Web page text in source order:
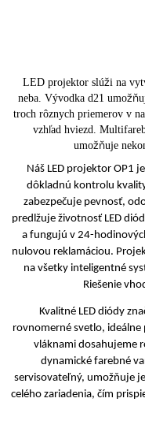
LED projektor slúži na
neba. Vývodka d21
troch rôznych priemerov v
vzhľad hviezd.
umožňuje
Náš LED projektor OP1
dôkladnú kontrolu
zabezpečuje pevnosť,
predlžuje životnosť LED
a fungujú v 24-
nulovou reklamáciou.
na všetky inteligentné
Riešenie
Kvalitné LED diódy
rovnomerné svetlo, ideálne
vláknami dosahujeme
dynamické farebné
servisovateľný, umožňuje
celého zariadenia, čím